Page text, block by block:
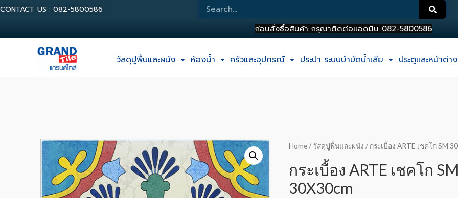
CONTACT US : 082-5800586
วัสดุปูพื้นและผนัง ห้องน้ำ ครัวและอุปกรณ์ ประปา ระบบบำบัดน้ำเสีย ประตูและหน้าต่าง
Home/ วัสดุปูพื้นและผนัง / กระเบื้อง ARTE เชคโก SM
กระเบื้อง ARTE เชคโก SM
30X30cm